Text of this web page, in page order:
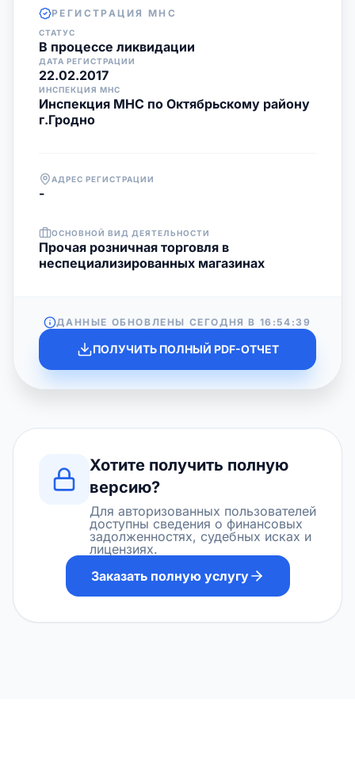
РЕГИСТРАЦИЯ МНС
СТАТУС
В процессе ликвидации
ДАТА РЕГИСТРАЦИИ
22.02.2017
ИНСПЕКЦИЯ МНС
Инспекция МНС по Октябрьскому району
г.Гродно
АДРЕС РЕГИСТРАЦИИ
-
ОСНОВНОЙ ВИД ДЕЯТЕЛЬНОСТИ
Прочая розничная торговля в
неспециализированных магазинах
ДАННЫЕ ОБНОВЛЕНЫ СЕГОДНЯ В 16:54:39
ПОЛУЧИТЬ ПОЛНЫЙ PDF-ОТЧЕТ
Хотите получить полную
версию?
Для авторизованных пользователей
доступны сведения о финансовых
задолженностях, судебных исках и
лицензиях.
Заказать полную услугу